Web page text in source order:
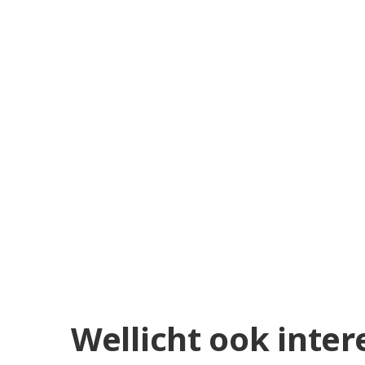
Wellicht ook